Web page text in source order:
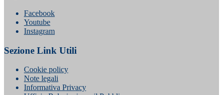
Facebook
Youtube
Instagram
Sezione Link Utili
Cookie policy
Note legali
Informativa Privacy